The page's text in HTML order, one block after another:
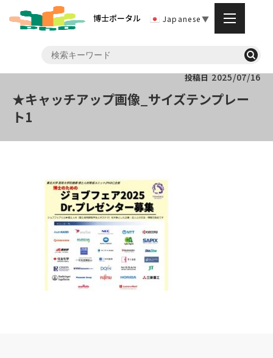
博士ポータル Japanese▼
投稿日 2025/07/16
★キャッチアップ画像_サイズテンプレー
ト1